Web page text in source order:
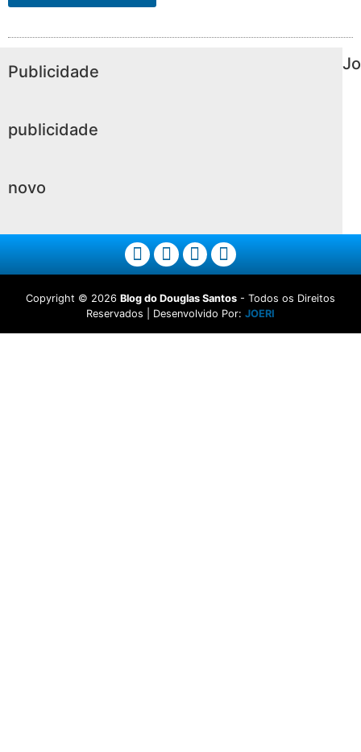
Publicidade
publicidade
novo
Jo
Copyright © 2026 Blog do Douglas Santos - Todos os Direitos
Reservados | Desenvolvido Por: JOERI